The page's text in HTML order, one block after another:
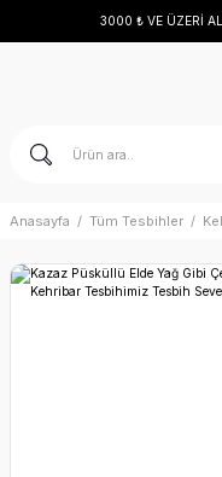
3000 ₺ VE ÜZERİ
Anasayfa Tüm Tesbihler